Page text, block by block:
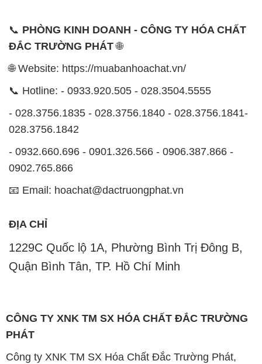
📞 PHÒNG KINH DOANH - CÔNG TY HÓA CHẤT
ĐẮC TRƯỜNG PHÁT🌐
🌐 Website: https://muabanhoachat.vn/
📞 Hotline: - 0933.920.505 - 028.3504.5555
- 028.3756.1835 - 028.3756.1840 - 028.3756.1841-
028.3756.1842
- 0932.660.696 - 0901.326.566 - 0906.387.866 -
0902.765.866
📧 Email: hoachat@dactruongphat.vn
ĐỊA CHỈ
1229C Quốc lộ 1A, Phường Bình Trị Đông B,
Quận Bình Tân, TP. Hồ Chí Minh
CÔNG TY XNK TM SX HÓA CHẤT ĐẮC TRƯỜNG
PHÁT
Công ty XNK TM SX Hóa Chất Đắc Trường Phát,